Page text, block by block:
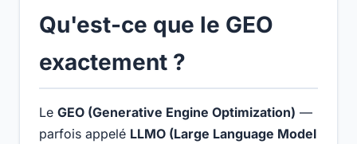
Qu'est-ce que le GEO
exactement ?
Le GEO (Generative Engine Optimization) —
parfois appelé LLMO (Large Language Model